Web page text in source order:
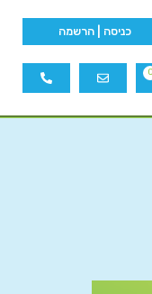
כניסה | הרשמה
0